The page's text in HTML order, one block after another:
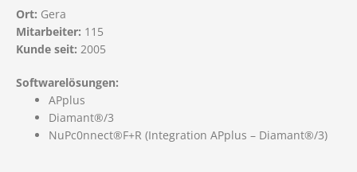
Ort: Gera
Mitarbeiter: 115
Kunde seit: 2005
Softwarelösungen:
APplus
Diamant®/3
NuPc0nnect®F+R (Integration APplus – Diamant®/3)